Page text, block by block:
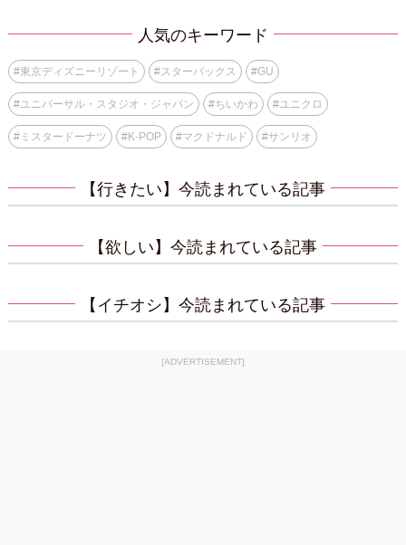
人気のキーワード
#東京ディズニーリゾート #スターバックス #GU
#ユニバーサル・スタジオ・ジャパン #ちいかわ #ユニクロ
#ミスタードーナツ #K-POP #マクドナルド #サンリオ
【行きたい】今読まれている記事
【欲しい】今読まれている記事
【イチオシ】今読まれている記事
[ADVERTISEMENT]